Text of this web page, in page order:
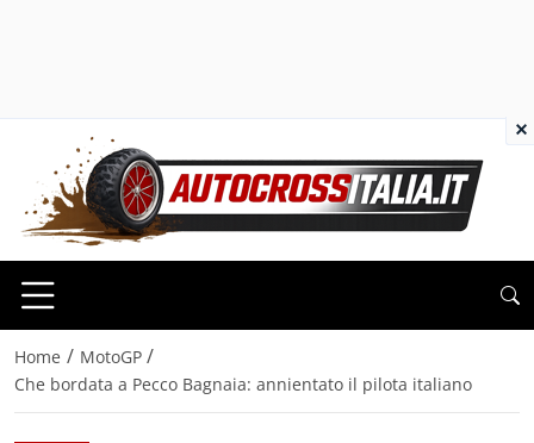
Home / MotoGP /
Che bordata a Pecco Bagnaia: annientato il pilota italiano
×